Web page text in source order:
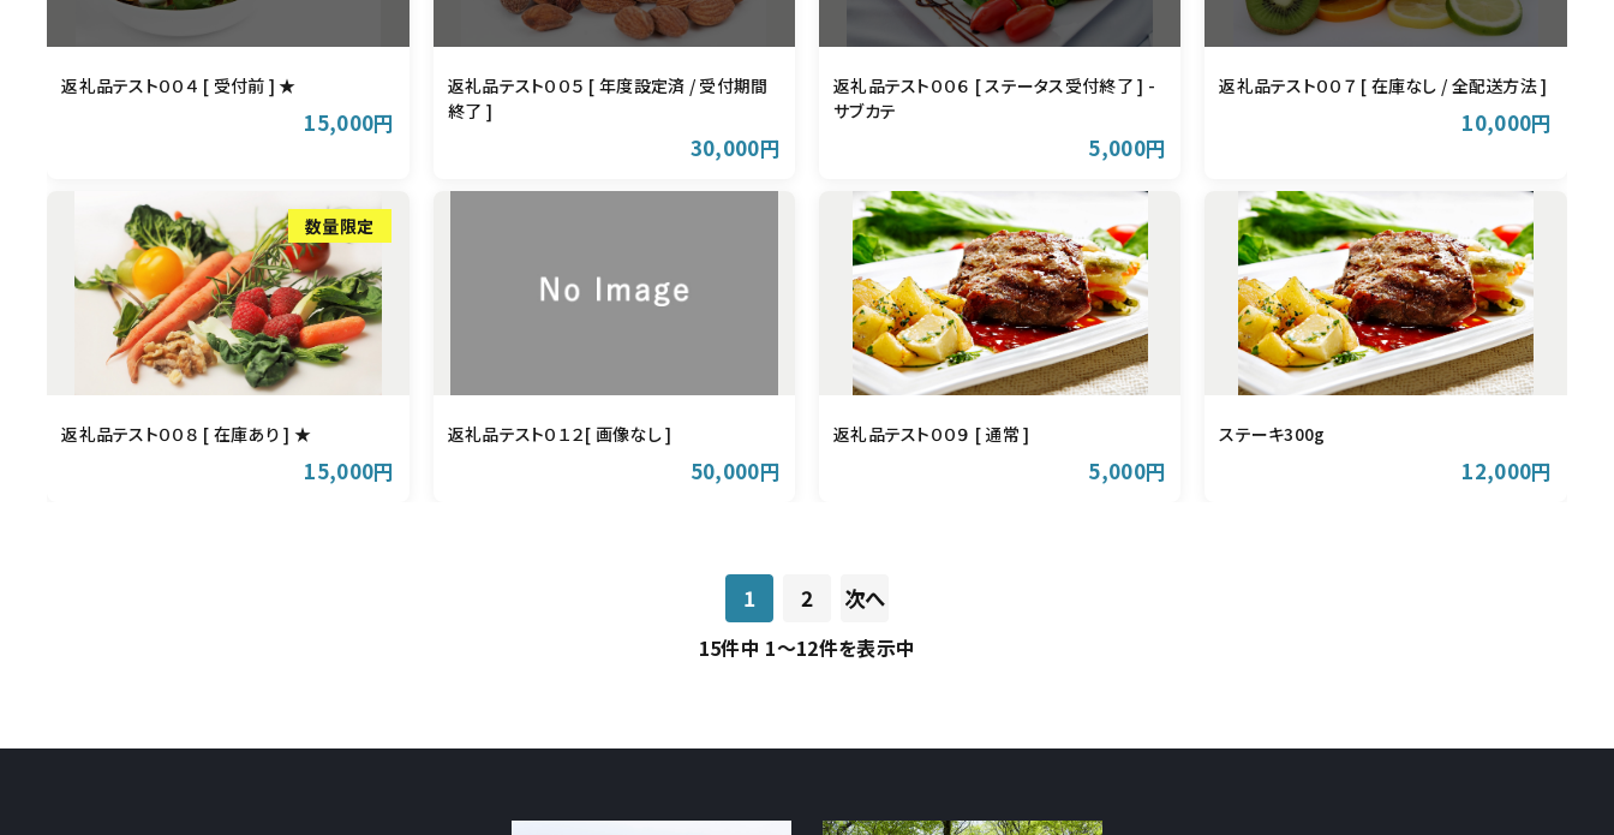
返礼品テスト００４ [ 受付前 ] ★
15,000円
返礼品テスト００５ [ 年度設定済 / 受付期間
終了 ]
30,000円
返礼品テスト００６ [ ステータス受付終了 ] -
サブカテ
5,000円
返礼品テスト００７ [ 在庫なし / 全配送方法 ]
10,000円
返礼品テスト００８ [ 在庫あり ] ★
15,000円
返礼品テスト０１２[ 画像なし ]
50,000円
返礼品テスト００９ [ 通常 ]
5,000円
ステーキ300g
12,000円
1 2 次へ
15件中 1～12件を表示中